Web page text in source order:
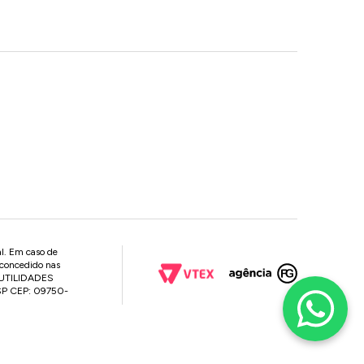
Em caso de
nas
CEP: 09750-